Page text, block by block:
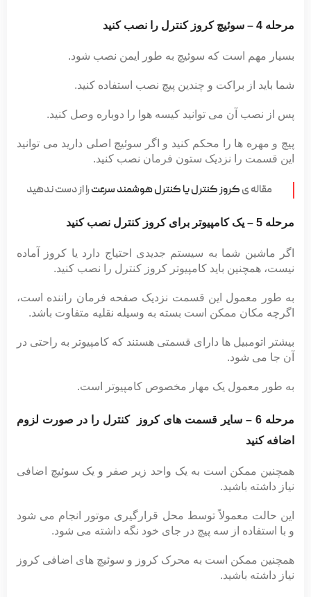
مرحله 4 – سوئیچ کروز کنترل را نصب کنید
بسیار مهم است که سوئیچ به طور ایمن نصب شود.
شما باید از براکت و چندین پیچ نصب استفاده کنید.
پس از نصب آن می توانید کیسه هوا را دوباره وصل کنید.
پیچ و مهره ها را محکم کنید و اگر سوئیچ اصلی دارید می توانید
این قسمت را نزدیک ستون فرمان نصب کنید.
مقاله یکروز کنترل یا کنترل هوشمند سرعترا از دست ندهید
مرحله 5 – یک کامپیوتر برای کروز کنترل نصب کنید
اگر ماشین شما به سیستم جدیدی احتیاج دارد یا کروز آماده
نیست، همچنین باید کامپیوتر کروز کنترل را نصب کنید.
به طور معمول این قسمت نزدیک صفحه فرمان راننده است،
اگرچه مکان ممکن است بسته به وسیله نقلیه متفاوت باشد.
بیشتر اتومبیل ها دارای قسمتی هستند که کامپیوتر به راحتی در
آن جا می شود.
به طور معمول یک مهار مخصوص کامپیوتر است.
مرحله 6 – سایر قسمت های کروز کنترل را در صورت لزوم
اضافه کنید
همچنین ممکن است به یک واحد زیر صفر و یک سوئیچ اضافی
نیاز داشته باشید.
این حالت معمولاً توسط محل قرارگیری موتور انجام می شود
و با استفاده از سه پیچ در جای خود نگه داشته می شود.
همچنین ممکن است به محرک کروز و سوئیچ های اضافی کروز
نیاز داشته باشید.